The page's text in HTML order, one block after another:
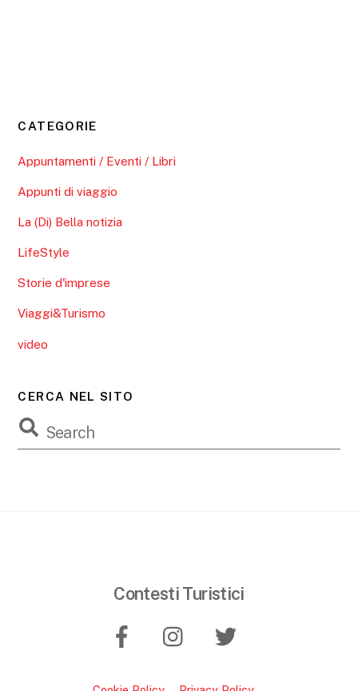
CATEGORIE
Appuntamenti / Eventi / Libri
Appunti di viaggio
La (Di) Bella notizia
LifeStyle
Storie d'imprese
Viaggi&Turismo
video
CERCA NEL SITO
Contesti Turistici